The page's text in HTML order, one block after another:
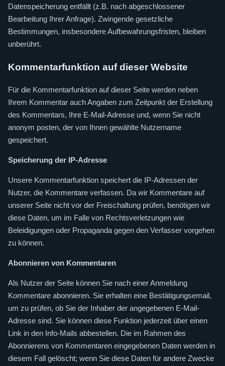
Datenspeicherung entfällt (z.B. nach abgeschlossener
Bearbeitung Ihrer Anfrage). Zwingende gesetzliche
Bestimmungen, insbesondere Aufbewahrungsfristen, bleiben
unberührt.
Kommentarfunktion auf dieser Website
Für die Kommentarfunktion auf dieser Seite werden neben
Ihrem Kommentar auch Angaben zum Zeitpunkt der Erstellung
des Kommentars, Ihre E-Mail-Adresse und, wenn Sie nicht
anonym posten, der von Ihnen gewählte Nutzername
gespeichert.
Speicherung der IP-Adresse
Unsere Kommentarfunktion speichert die IP-Adressen der
Nutzer, die Kommentare verfassen. Da wir Kommentare auf
unserer Seite nicht vor der Freischaltung prüfen, benötigen wir
diese Daten, um im Falle von Rechtsverletzungen wie
Beleidigungen oder Propaganda gegen den Verfasser vorgehen
zu können.
Abonnieren von Kommentaren
Als Nutzer der Seite können Sie nach einer Anmeldung
Kommentare abonnieren. Sie erhalten eine Bestätigungsemail,
um zu prüfen, ob Sie der Inhaber der angegebenen E-Mail-
Adresse sind. Sie können diese Funktion jederzeit über einen
Link in den Info-Mails abbestellen. Die im Rahmen des
Abonnierens von Kommentaren eingegebenen Daten werden in
diesem Fall gelöscht; wenn Sie diese Daten für andere Zwecke